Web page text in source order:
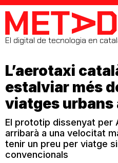
MetaData
El digital de tecnologia en
L’aerotaxi
estalviar més
viatges urbans
El prototip dissenyat per
arribarà a una velocitat
tenir un preu per viatge
convencionals